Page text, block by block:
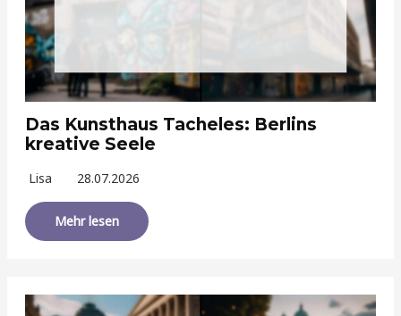
Das Kunsthaus Tacheles: Berlins
kreative Seele
Lisa 28.07.2026
Mehr lesen